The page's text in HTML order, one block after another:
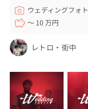
ウェディングフォト
〜 10 万円
レトロ・街中